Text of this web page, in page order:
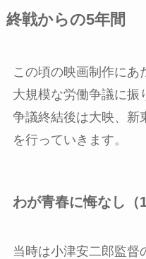
終戦からの5年間
この頃の映画制作にあ
大規模な労働争議に振
争議終結後は大映、新
を行っていきます。
わが青春に悔なし（
当時は小津安二郎監督